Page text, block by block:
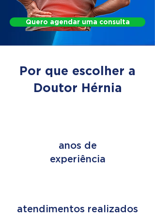
Quero agendar uma consulta
Por que escolher a
Doutor Hérnia
anos de
experiência
atendimentos realizados